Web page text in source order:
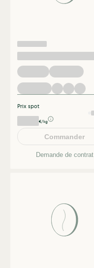
Prix spot
€/kg
Commander
Demande de contrat